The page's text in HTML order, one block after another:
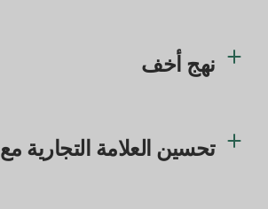
نهج أخف
تحسين العلامة التجارية مع Drum 360